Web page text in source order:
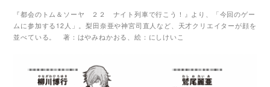
『都会のトム＆ソーヤ ２２ ナイト列車で行こう！』より、「今回のゲー
ムに参加する12人」。梨田奈亜や神宮司直人など、天才クリエイターが顔を
並べている。 著：はやみねかおる、絵：にしけいこ